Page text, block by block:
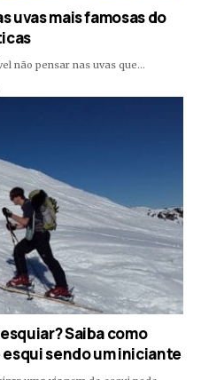
uvas mais famosas do
não pensar nas uvas que…
Saiba como
sendo um iniciante